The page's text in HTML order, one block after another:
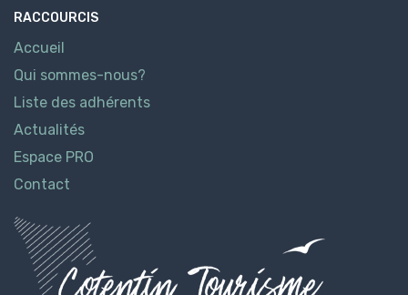
RACCOURCIS
Accueil
Qui sommes-nous?
Liste des adhérents
Actualités
Espace PRO
Contact